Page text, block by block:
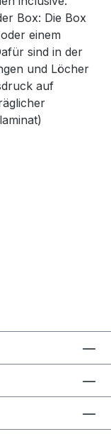
Box: Die Box
einem
sind in der
und Löcher
auf